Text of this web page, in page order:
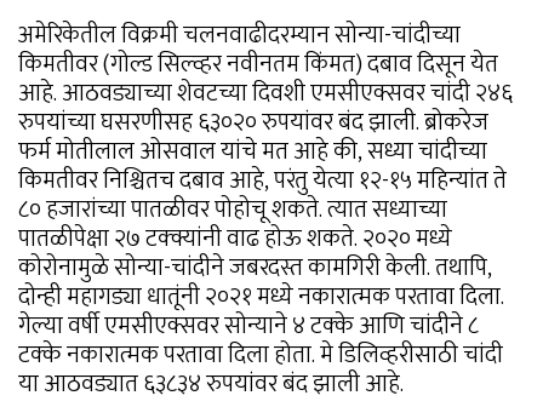
अमेरिकेतील विक्रमी चलनवाढीदरम्यान सोन्या-चांदीच्या
किमतीवर (गोल्ड सिल्व्हर नवीनतम किंमत) दबाव दिसून येत
आहे. आठवड्याच्या शेवटच्या दिवशी एमसीएक्सवर चांदी २४६
रुपयांच्या घसरणीसह ६३०२० रुपयांवर बंद झाली. ब्रोकरेज
फर्म मोतीलाल ओसवाल यांचे मत आहे की, सध्या चांदीच्या
किमतीवर निश्चितच दबाव आहे, परंतु येत्या १२-१५ महिन्यांत ते
८० हजारांच्या पातळीवर पोहोचू शकते. त्यात सध्याच्या
पातळीपेक्षा २७ टक्क्यांनी वाढ होऊ शकते. २०२० मध्ये
कोरोनामुळे सोन्या-चांदीने जबरदस्त कामगिरी केली. तथापि,
दोन्ही महागड्या धातूंनी २०२१ मध्ये नकारात्मक परतावा दिला.
गेल्या वर्षी एमसीएक्सवर सोन्याने ४ टक्के आणि चांदीने ८
टक्के नकारात्मक परतावा दिला होता. मे डिलिव्हरीसाठी चांदी
या आठवड्यात ६३८३४ रुपयांवर बंद झाली आहे.